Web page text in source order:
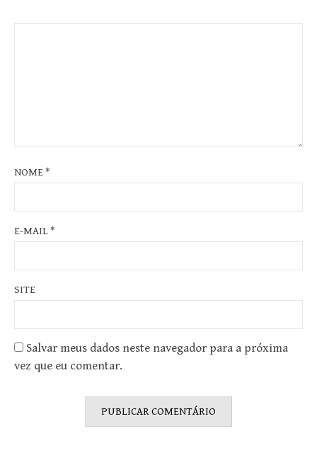
NOME*
E-MAIL*
SITE
Salvar meus dados neste navegador para a próxima
vez que eu comentar.